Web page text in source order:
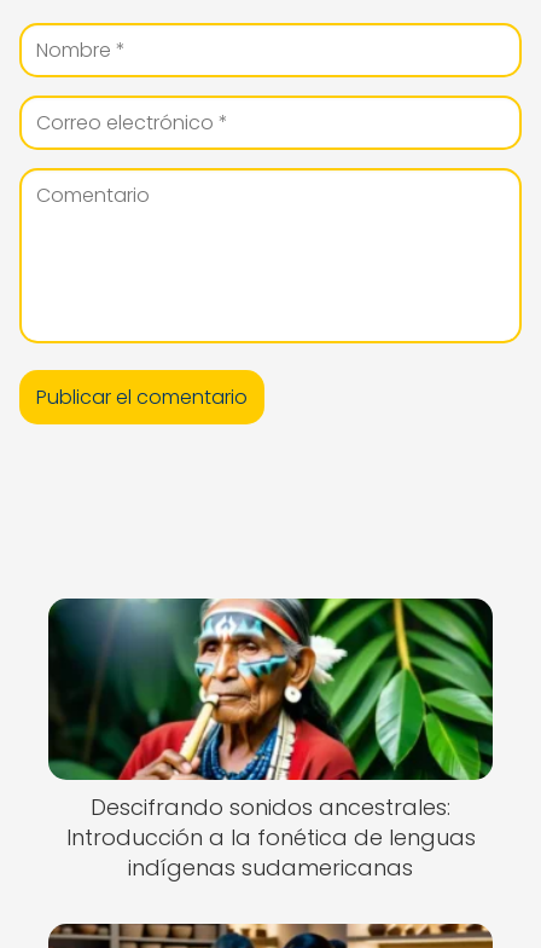
Descifrando sonidos ancestrales:
Introducción a la fonética de lenguas
indígenas sudamericanas